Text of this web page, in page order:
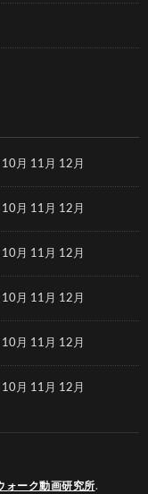
10月 11月 12月
10月 11月 12月
10月 11月 12月
10月 11月 12月
10月 11月 12月
10月 11月 12月
ォーク動画研究所.